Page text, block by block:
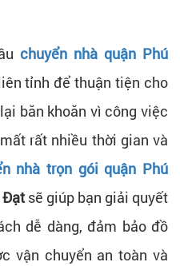
chuyển nhà quận Phú
tỉnh để thuận tiện cho
băn khoăn vì công việc
rất nhiều thời gian và
nhà trọn gói quận Phú
Đạtsẽ giúp bạn giải quyết
dễ dàng, đảm bảo đồ
vận chuyển an toàn và